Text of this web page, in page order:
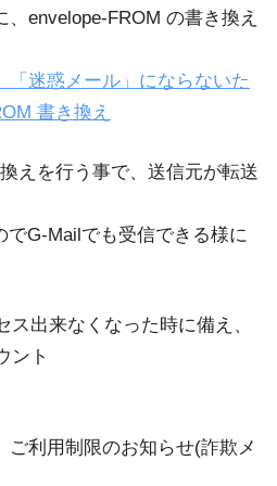
envelope-FROM の書き換え
「迷惑メール」にならないた
書き換え
えを行う事で、送信元が転送
でG-Mailでも受信できる様に
ス出来なくなった時に備え、
ント
ご利用制限のお知らせ(詐欺メ